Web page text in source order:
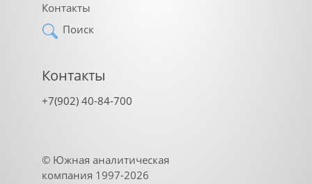
Контакты
Поиск
Контакты
+7(902) 40-84-700
© Южная аналитическая
компания 1997-2026